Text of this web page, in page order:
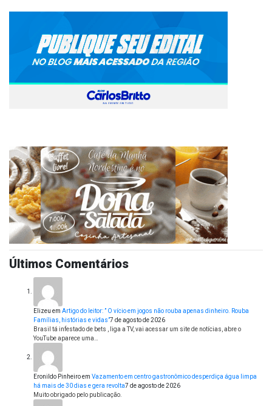
Últimos Comentários
Elizeu em Artigo do leitor: ” O vício em jogos não rouba apenas dinheiro. Rouba
Famílias, histórias e vidas”7 de agosto de 2026
Brasil tá infestado de bets , liga a TV, vai acessar um site de notícias, abre o
YouTube aparece uma…
Eronildo Pinheiroem Vazamento em centro gastronômico desperdiça água limpa
há mais de 30 dias e gera revolta7 de agosto de 2026
Muito obrigado pelo publicação.